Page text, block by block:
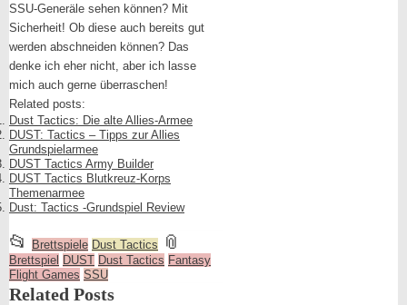
SSU-Generäle sehen können? Mit
Sicherheit! Ob diese auch bereits gut
werden abschneiden können? Das
denke ich eher nicht, aber ich lasse
mich auch gerne überraschen!
Related posts:
Dust Tactics: Die alte Allies-Armee
DUST: Tactics – Tipps zur Allies
Grundspielarmee
DUST Tactics Army Builder
DUST Tactics Blutkreuz-Korps
Themenarmee
Dust: Tactics -Grundspiel Review
📂 This
entry
was
Brettspiele Dust Tactics 📎
tagged
Brettspiel DUST Dust Tactics Fantasy
Flight Games SSU
Related Posts